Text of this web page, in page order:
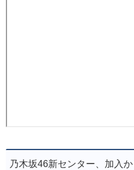
乃木坂46新センター、加入